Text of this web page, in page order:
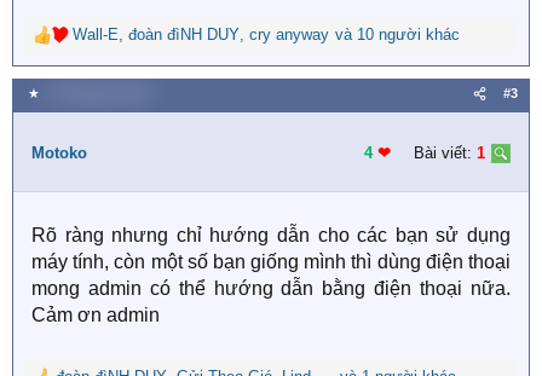
R
e
a
c
i
n
:
Wall-E, đoàn đìNH DUY, cry anyway và 10 người khác
★ #3
Motoko 4 ❤︎ Bài viết: 1
Rõ ràng nhưng chỉ hướng dẫn cho các bạn sử dụng
máy tính, còn một số bạn giống mình thì dùng điện thoại
mong admin có thể hướng dẫn bằng điện thoại nữa.
Cảm ơn admin